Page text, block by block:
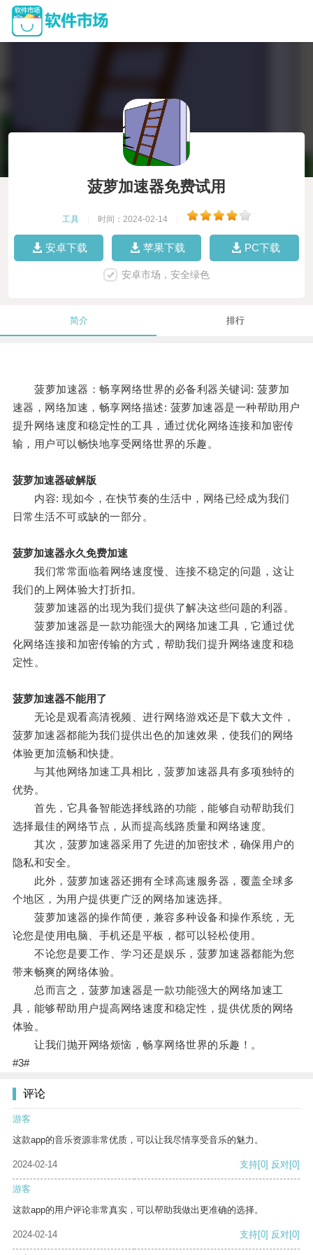
菠萝加速器免费试用
工具 时间：2024-02-14
安卓下载 苹果下载 PC下载
安卓市场，安全绿色
简介 排行
菠萝加速器：畅享网络世界的必备利器关键词: 菠萝加
速器，网络加速，畅享网络描述: 菠萝加速器是一种帮助用户
提升网络速度和稳定性的工具，通过优化网络连接和加密传
输，用户可以畅快地享受网络世界的乐趣。
菠萝加速器破解版
内容: 现如今，在快节奏的生活中，网络已经成为我们
日常生活不可或缺的一部分。
菠萝加速器永久免费加速
我们常常面临着网络速度慢、连接不稳定的问题，这让
我们的上网体验大打折扣。
菠萝加速器的出现为我们提供了解决这些问题的利器。
菠萝加速器是一款功能强大的网络加速工具，它通过优
化网络连接和加密传输的方式，帮助我们提升网络速度和稳
定性。
菠萝加速器不能用了
无论是观看高清视频、进行网络游戏还是下载大文件，
菠萝加速器都能为我们提供出色的加速效果，使我们的网络
体验更加流畅和快捷。
与其他网络加速工具相比，菠萝加速器具有多项独特的
优势。
首先，它具备智能选择线路的功能，能够自动帮助我们
选择最佳的网络节点，从而提高线路质量和网络速度。
其次，菠萝加速器采用了先进的加密技术，确保用户的
隐私和安全。
此外，菠萝加速器还拥有全球高速服务器，覆盖全球多
个地区，为用户提供更广泛的网络加速选择。
菠萝加速器的操作简便，兼容多种设备和操作系统，无
论您是使用电脑、手机还是平板，都可以轻松使用。
不论您是要工作、学习还是娱乐，菠萝加速器都能为您
带来畅爽的网络体验。
总而言之，菠萝加速器是一款功能强大的网络加速工
具，能够帮助用户提高网络速度和稳定性，提供优质的网络
体验。
让我们抛开网络烦恼，畅享网络世界的乐趣！。
#3#
评论
游客
这款app的音乐资源非常优质，可以让我尽情享受音乐的魅力。
2024-02-14 支持[0] 反对[0]
游客
这款app的用户评论非常真实，可以帮助我做出更准确的选择。
2024-02-14 支持[0] 反对[0]